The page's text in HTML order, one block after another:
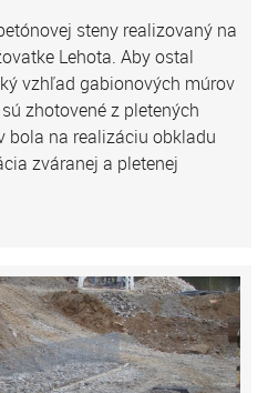
steny realizovaný na
Lehota. Aby ostal
vzhľad gabionových múrov
zhotovené z pletených
bola na realizáciu obkladu
zváranej a pletenej